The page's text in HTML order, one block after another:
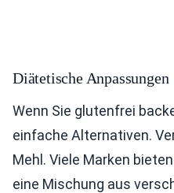
Diätetische Anpassungen
Wenn Sie glutenfrei
einfache Alternativen.
Mehl. Viele Marken
eine Mischung aus